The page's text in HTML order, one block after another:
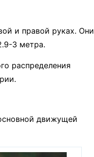
и правой руках. Они
3 метра.
распределения
движущей